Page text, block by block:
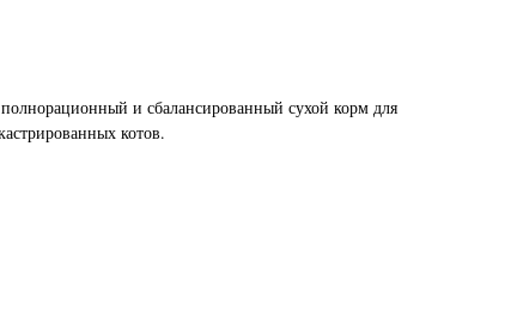
и сбалансированный сухой корм для
котов.